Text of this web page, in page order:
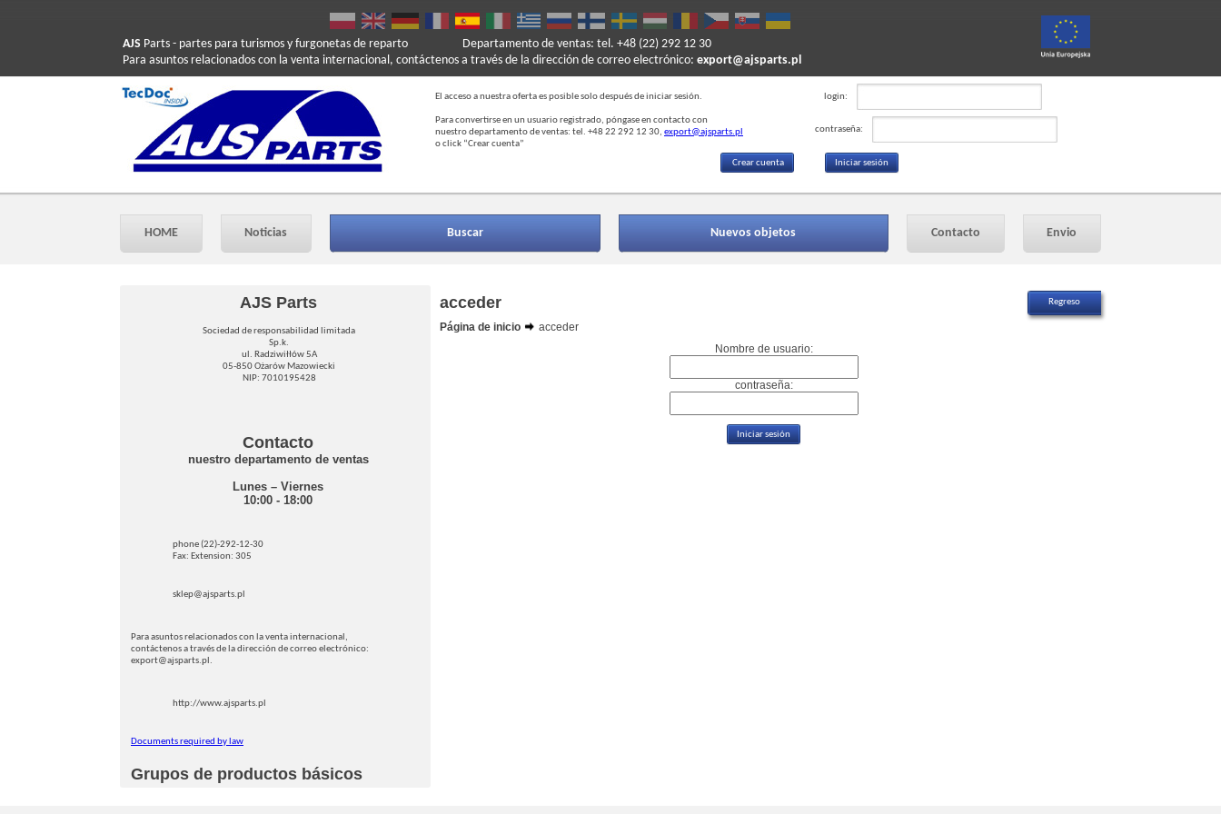
AJS Parts - partes para turismos y furgonetas de reparto
Para asuntos relacionados con la venta internacional, contáctenos a través de la dirección de correo electrónico: export@ajsparts.pl
Departamento de ventas: tel. +48 (22) 292 12 30
El acceso a nuestra oferta es posible solo después de iniciar sesión.
Para convertirse en un usuario registrado, póngase en contacto con
nuestro departamento de ventas: tel. +48 22 292 12 30, export@ajsparts.pl
o click “Crear cuenta”
login:
contraseña:
Crear cuenta
HOME Noticias Buscar Nuevos objetos Contacto Envio
AJS Parts
Sociedad de responsabilidad limitada
Sp.k.
ul. Radziwiłłów 5A
05-850 Ożarów Mazowiecki
NIP: 7010195428
Contacto
nuestro departamento de ventas
Lunes – Viernes
10:00 - 18:00
phone (22)-292-12-30
Fax: Extension: 305
sklep@ajsparts.pl
Para asuntos relacionados con la venta internacional,
contáctenos a través de la dirección de correo electrónico:
export@ajsparts.pl.
http://www.ajsparts.pl
Documents required by law
Grupos de productos básicos
acceder
Página de inicio
acceder
Nombre de usuario:
contraseña: